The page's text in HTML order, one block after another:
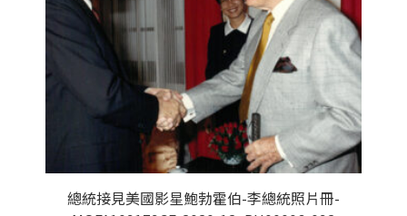
總統接見美國影星鮑勃霍伯-李總統照片冊-